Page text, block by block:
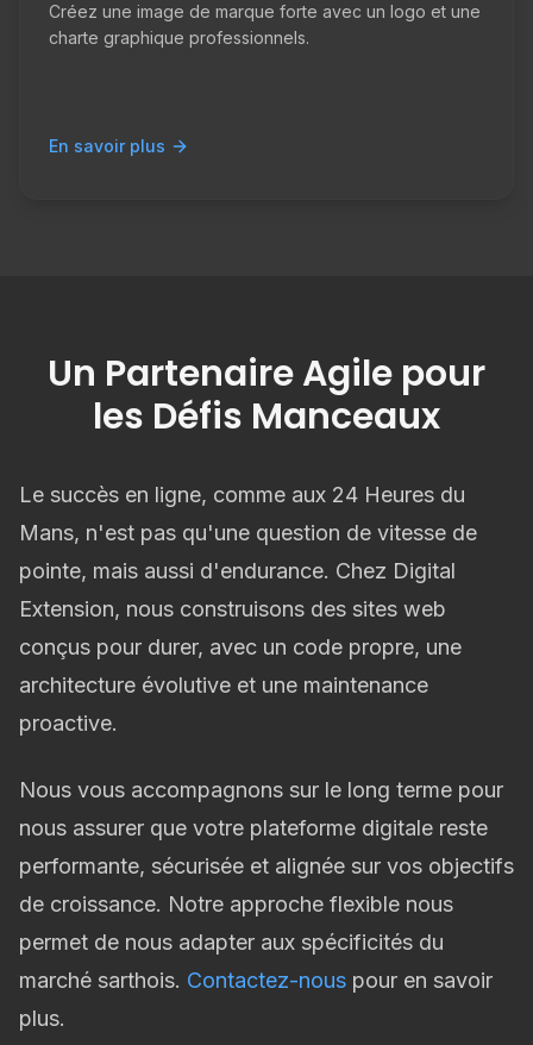
Créez une image de marque forte avec un logo et une
charte graphique professionnels.
En savoir plus
Un Partenaire Agile pour
les Défis Manceaux
Le succès en ligne, comme aux 24 Heures du
Mans, n'est pas qu'une question de vitesse de
pointe, mais aussi d'endurance. Chez Digital
Extension, nous construisons des sites web
conçus pour durer, avec un code propre, une
architecture évolutive et une maintenance
proactive.
Nous vous accompagnons sur le long terme pour
nous assurer que votre plateforme digitale reste
performante, sécurisée et alignée sur vos objectifs
de croissance. Notre approche flexible nous
permet de nous adapter aux spécificités du
marché sarthois. Contactez-nous pour en savoir
plus.